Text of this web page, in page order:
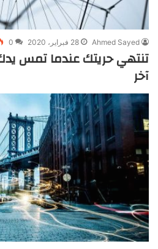
Ahmed Sayed 28 فبراير، 2020 0
تنتهي حريتك عندما تمس
آخر